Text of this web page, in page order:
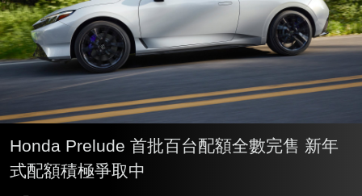
Honda Prelude 首批百台配額全數完售 新年
式配額積極爭取中